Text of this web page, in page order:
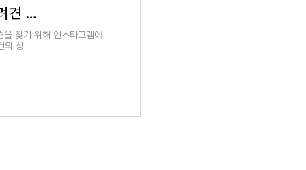
송혜교, '이태원 한남동 해방촌 인근 잃어버린 반려견 찾아요' 인스타그램으로 도움 요청
찾기 위해 인스타그램에
의 상